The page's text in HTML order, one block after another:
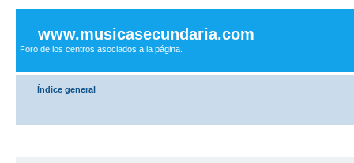
www.musicasecundaria.com
Foro de los centros asociados a la página.
Índice general